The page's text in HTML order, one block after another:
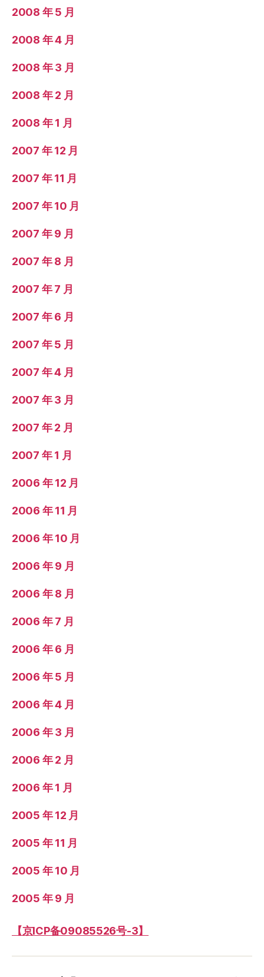
2008 年 5 月
2008 年 4 月
2008 年 3 月
2008 年 2 月
2008 年 1 月
2007 年 12 月
2007 年 11 月
2007 年 10 月
2007 年 9 月
2007 年 8 月
2007 年 7 月
2007 年 6 月
2007 年 5 月
2007 年 4 月
2007 年 3 月
2007 年 2 月
2007 年 1 月
2006 年 12 月
2006 年 11 月
2006 年 10 月
2006 年 9 月
2006 年 8 月
2006 年 7 月
2006 年 6 月
2006 年 5 月
2006 年 4 月
2006 年 3 月
2006 年 2 月
2006 年 1 月
2005 年 12 月
2005 年 11 月
2005 年 10 月
2005 年 9 月
【京ICP备09085526号-3】